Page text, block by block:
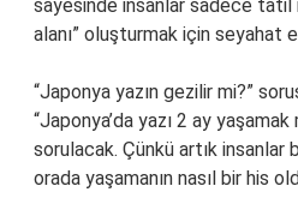
sayesinde insanlar sadece tatil
alanı” oluşturmak için seyahat
“Japonya yazın gezilir mi?”
“Japonya’da yazı 2 ay yaşamak
sorulacak. Çünkü artık
orada yaşamanın nasıl bir his